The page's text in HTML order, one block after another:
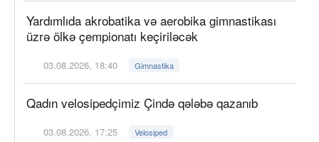
Yardımlıda akrobatika və aerobika gimnastikası
üzrə ölkə çempionatı keçiriləcək
03.08.2026, 18:40 Gimnastika
Qadın velosipedçimiz Çində qələbə qazanıb
03.08.2026, 17:25 Velosiped